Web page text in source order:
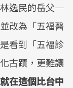
逸民的岳父─
改為「五福醫
看到「五福診
古蹟，更難讓
在這個比台中